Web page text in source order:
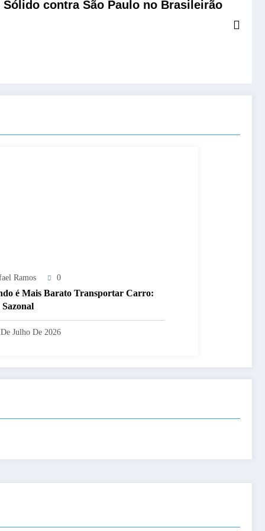
contra São Paulo no Brasileirão
Ramos 0
é Mais Barato Transportar Carro:
Julho De 2026